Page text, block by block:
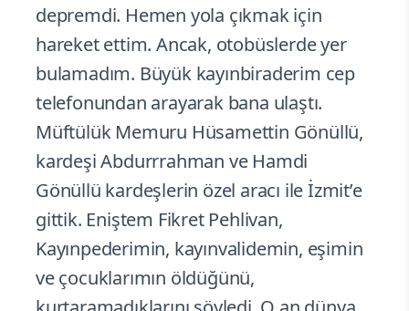
depremdi. Hemen yola çıkmak için
hareket ettim. Ancak, otobüslerde yer
bulamadım. Büyük kayınbiraderim cep
telefonundan arayarak bana ulaştı.
Müftülük Memuru Hüsamettin Gönüllü,
kardeşi Abdurrrahman ve Hamdi
Gönüllü kardeşlerin özel aracı ile İzmit’e
gittik. Eniştem Fikret Pehlivan,
Kayınpederimin, kayınvalidemin, eşimin
ve çocuklarımın öldüğünü,